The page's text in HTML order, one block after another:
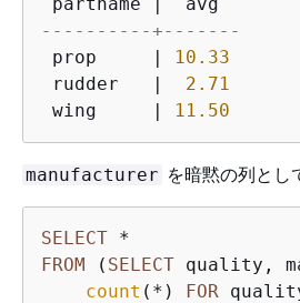
----------+-------
prop     |
10.33
rudder   | 2.71
wing     |
11.50
manufacturer を暗黙の列とし
SELECT *
FROM ( SELECT quality,
count ( * ) FOR